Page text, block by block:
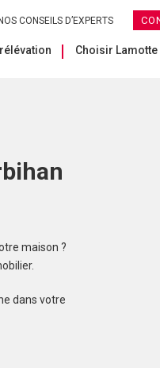
CONSEILS D’EXPERTS
Choisir
maison ?
dans votre